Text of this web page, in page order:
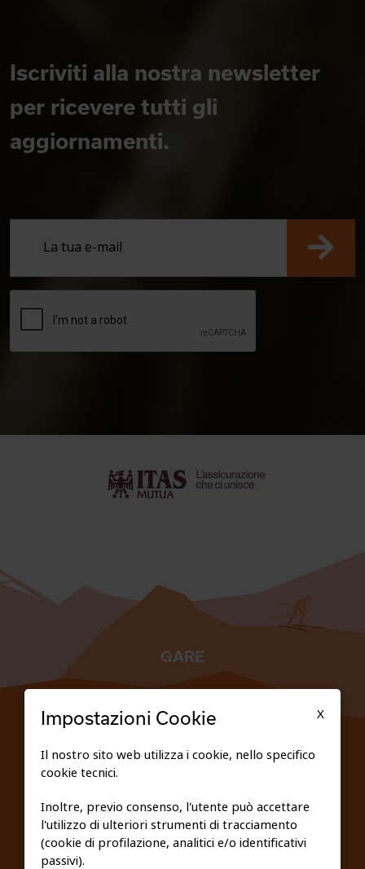
Iscriviti alla nostra newsletter
per ricevere tutti gli
aggiornamenti.
GARE
PRIVACY E COOKIE POLICY
X
Impostazioni Cookie
Il nostro sito web utilizza i cookie, nello specifico
cookie tecnici.
Inoltre, previo consenso, l'utente può accettare
l'utilizzo di ulteriori strumenti di tracciamento
(cookie di profilazione, analitici e/o identificativi
passivi).